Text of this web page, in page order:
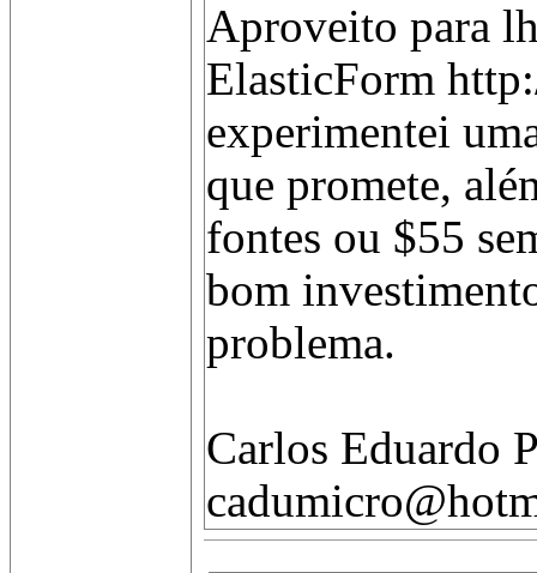
Aproveito para
ElasticForm
experimentei
que promete,
fontes ou $55
bom
problema.
Carlos Eduardo